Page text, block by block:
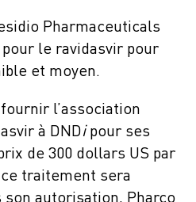
Pharmaceuticals
le ravidasvir pour
et moyen.
l’association
à DNDi pour ses
de 300 dollars US par
traitement sera